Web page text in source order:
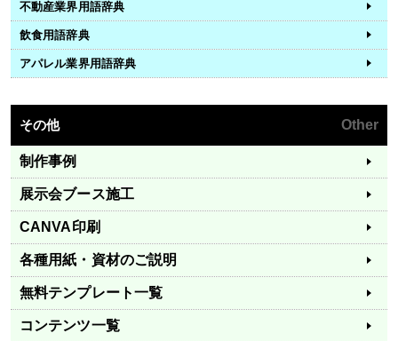
不動産業界用語辞典
飲食用語辞典
アパレル業界用語辞典
その他 Other
制作事例
展示会ブース施工
CANVA印刷
各種用紙・資材のご説明
無料テンプレート一覧
コンテンツ一覧